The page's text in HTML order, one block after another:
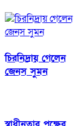
চিরনিদ্রায় গেলেন
জেনস সুমন